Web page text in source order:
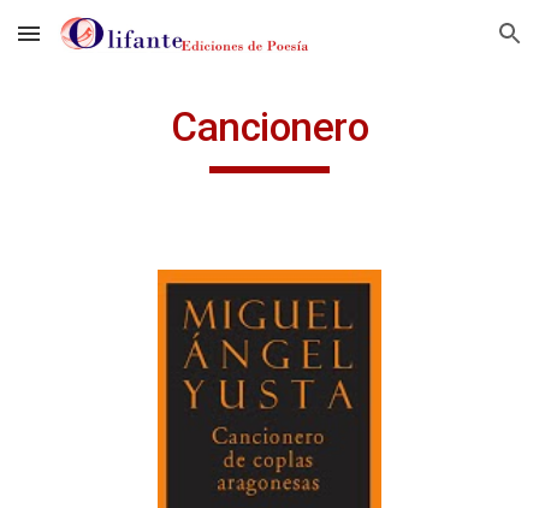
Skip to main content Skip to navigation
Cancionero